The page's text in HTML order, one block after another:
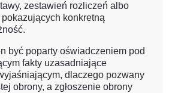
zestawień rozliczeń albo
konkretną
być poparty oświadczeniem pod
fakty uzasadniające
dlaczego pozwany
obrony, a zgłoszenie obrony